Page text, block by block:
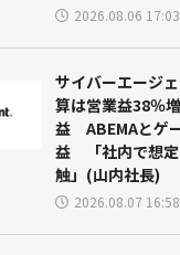
2026.08.06 17:03
サイバーエージ
算は営業益38％
益 ABEMAとゲ
益 「社内で想定
触」(山内社長)
2026.08.07 16:58